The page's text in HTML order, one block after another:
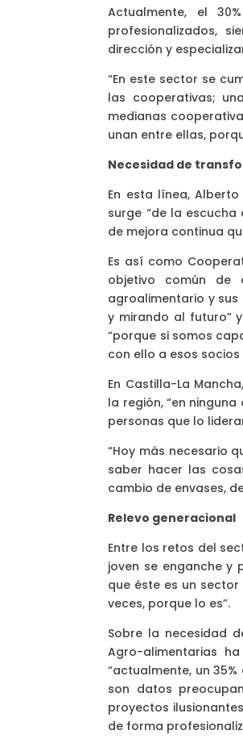
Actualmente, el
profesionalizados,
dirección y
“En este sector se
las cooperativas;
medianas
unan entre ellas,
Necesidad de
En esta línea,
surge “de la
de mejora continua
Es así como
objetivo común de
agroalimentario y sus
y mirando al futuro”
“porque si somos
con ello a esos
En Castilla-La
la región, “en
personas que lo
“Hoy más necesario
saber hacer las
cambio de envases,
Relevo generacional
Entre los retos del
joven se enganche y
que éste es un
veces, porque lo es”.
Sobre la necesidad
Agro-alimentarias
“actualmente, un
son datos
proyectos
de forma